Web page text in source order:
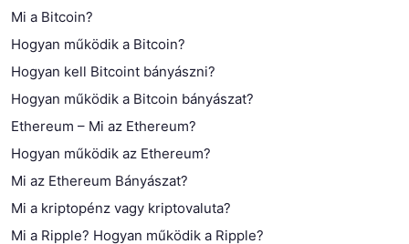
Mi a Bitcoin?
Hogyan működik a Bitcoin?
Hogyan kell Bitcoint bányászni?
Hogyan működik a Bitcoin bányászat?
Ethereum – Mi az Ethereum?
Hogyan működik az Ethereum?
Mi az Ethereum Bányászat?
Mi a kriptopénz vagy kriptovaluta?
Mi a Ripple? Hogyan működik a Ripple?